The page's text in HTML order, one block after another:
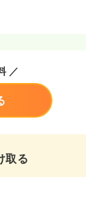
／
取る